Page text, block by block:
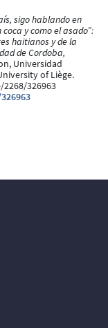
sigo hablando en
y como el asado”:
haitianos y de la
de Cordoba,
Universidad
of Liège.
326963